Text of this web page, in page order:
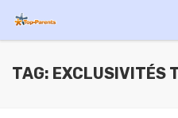
TAG: EXCLUSIVITÉS